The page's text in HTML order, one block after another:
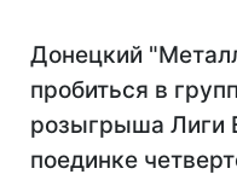
Донецкий
пробиться в
розыгрыша Лиги
поединке